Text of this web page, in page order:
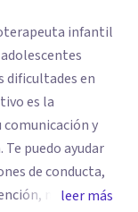
infantil
es la
de conducta,
miedos,
leer más